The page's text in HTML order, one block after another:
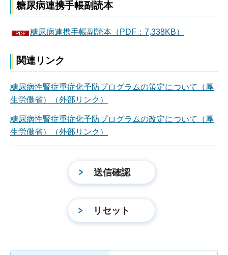
糖尿病連携手帳副読本
糖尿病連携手帳副読本（PDF：7,338KB）
関連リンク
糖尿病性腎症重症化予防プログラムの策定について（厚
生労働省）（外部リンク）
糖尿病性腎症重症化予防プログラムの改定について（厚
生労働省）（外部リンク）